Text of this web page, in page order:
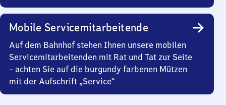
Mobile Servicemitarbeitende
Auf dem Bahnhof stehen Ihnen unsere mobilen
Servicemitarbeitenden mit Rat und Tat zur Seite
– achten Sie auf die burgundy farbenen Mützen
mit der Aufschrift „Service“